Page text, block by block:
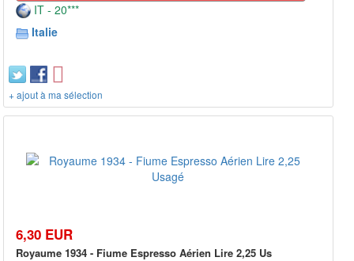
IT - 20***
Italie
+ ajout à ma sélection
6,30 EUR
Royaume 1934 - Fiume Espresso Aérien Lire 2,25 Us